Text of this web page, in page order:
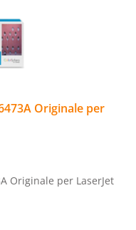
Originale per
Originale per LaserJet